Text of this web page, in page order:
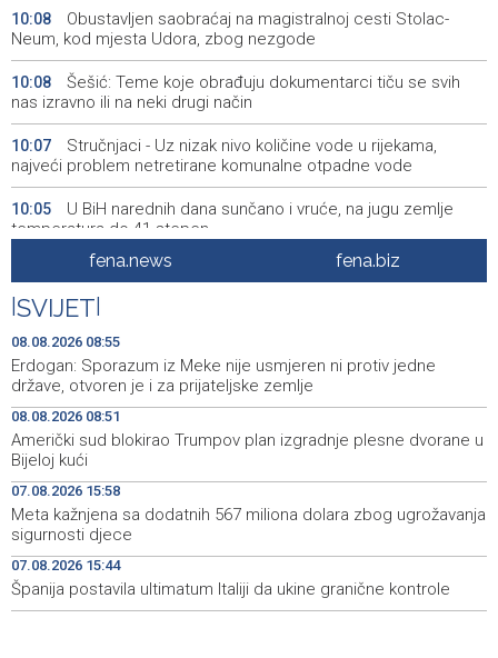
10:08
Obustavljen saobraćaj na magistralnoj cesti Stolac-
Neum, kod mjesta Udora, zbog nezgode
10:08
Šešić: Teme koje obrađuju dokumentarci tiču se svih
nas izravno ili na neki drugi način
10:07
Stručnjaci - Uz nizak nivo količine vode u rijekama,
najveći problem netretirane komunalne otpadne vode
10:05
U BiH narednih dana sunčano i vruće, na jugu zemlje
temperatura do 41 stepen
Danas dva susreta nove sezone nogometne WWin lige
BiH
09:50
Jakšić: U četiri godine građanima USK-a vraćeno više od
25 miliona KM po osnovu pravosnažnih presuda
Književno veče sa Admirom i Irmom Husić u Ključu
09:18
Požar na području Kanjine i Živašnice i dalje aktivan,
angažirani brojni vatrogasci i helikopteri
08:55
Erdogan: Sporazum iz Meke nije usmjeren ni protiv
jedne države, otvoren je i za prijateljske zemlje
08:51
Američki sud blokirao Trumpov plan izgradnje plesne
dvorane u Bijeloj kući
fena.news fena.biz
SVIJET
08.08.2026 08:55
Erdogan: Sporazum iz Meke nije usmjeren ni protiv jedne
države, otvoren je i za prijateljske zemlje
08.08.2026 08:51
Američki sud blokirao Trumpov plan izgradnje plesne dvorane u
Bijeloj kući
07.08.2026 15:58
Meta kažnjena sa dodatnih 567 miliona dolara zbog ugrožavanja
sigurnosti djece
07.08.2026 15:44
Španija postavila ultimatum Italiji da ukine granične kontrole